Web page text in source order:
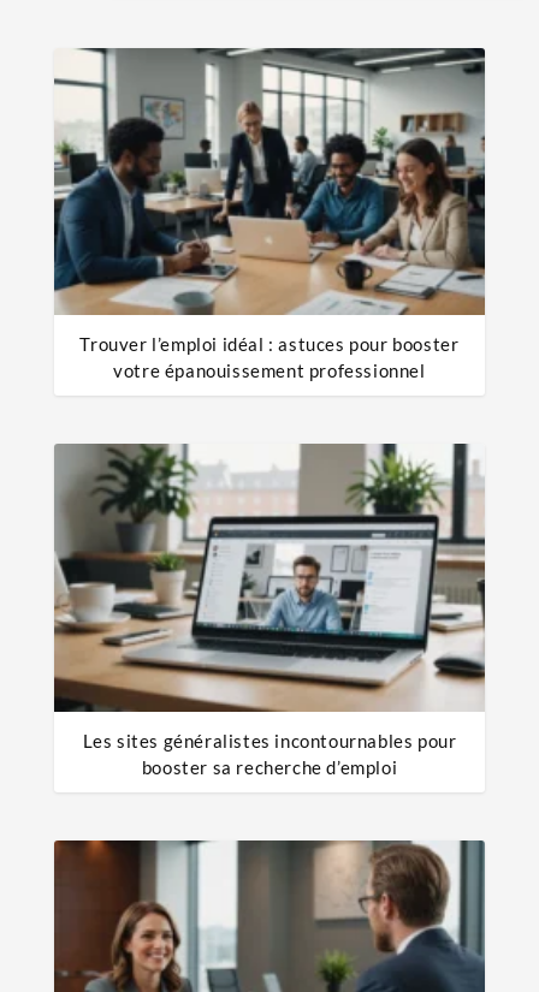
Trouver l’emploi idéal : astuces pour booster
votre épanouissement professionnel
Les sites généralistes incontournables pour
booster sa recherche d’emploi